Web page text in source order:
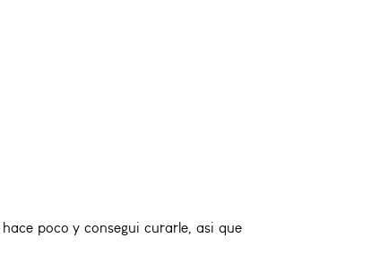
poco y consegui curarle, asi que